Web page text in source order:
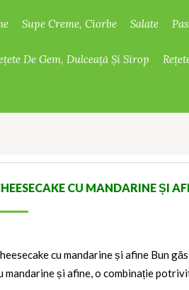
Supe Creme, Ciorbe Salate
De Gem, Dulceață Și Sirop
CU MANDARINE ȘI
cu mandarine și afine Bun
mandarine și afine, o combinație